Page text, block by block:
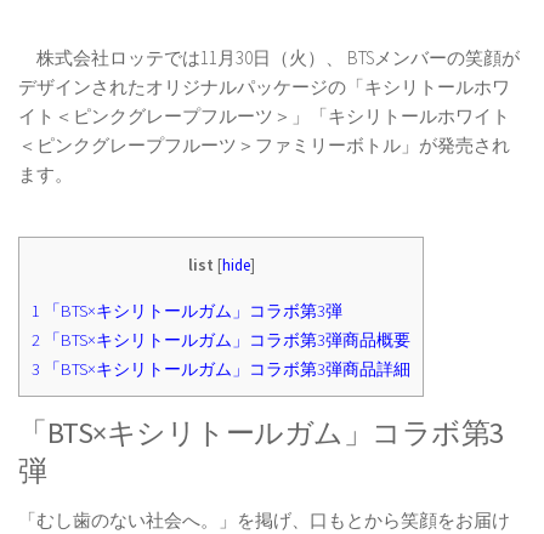
株式会社ロッテでは11月30日（火）、 BTSメンバーの笑顔が
デザインされたオリジナルパッケージの「キシリトールホワ
イト＜ピンクグレープフルーツ＞」「キシリトールホワイト
＜ピンクグレープフルーツ＞ファミリーボトル」が発売され
ます。
list [hide]
1 「BTS×キシリトールガム」コラボ第3弾
2 「BTS×キシリトールガム」コラボ第3弾商品概要
3 「BTS×キシリトールガム」コラボ第3弾商品詳細
「BTS×キシリトールガム」コラボ第3
弾
「むし歯のない社会へ。」を掲げ、口もとから笑顔をお届け